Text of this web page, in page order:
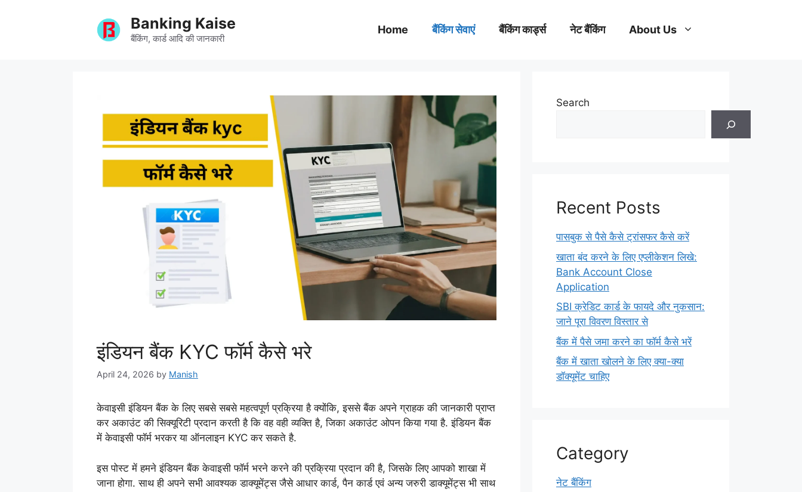
Banking Kaise
बैंकिंग, कार्ड आदि की जानकारी
Home बैंकिंग सेवाएं बैंकिंग कार्ड्स नेट बैंकिंग About Us
इंडियन बैंक KYC फॉर्म कैसे भरे
April 24, 2026 by Manish
केवाइसी इंडियन बैंक के लिए सबसे सबसे महत्वपूर्ण प्रक्रिया है क्योंकि, इससे बैंक अपने ग्राहक की जानकारी प्राप्त
कर अकाउंट की सिक्यूरिटी प्रदान करती है कि वह वही व्यक्ति है, जिका अकाउंट ओपन किया गया है. इंडियन बैंक
में केवाइसी फॉर्म भरकर या ऑनलाइन KYC कर सकते है.
इस पोस्ट में हमने इंडियन बैंक केवाइसी फॉर्म भरने करने की प्रक्रिया प्रदान की है, जिसके लिए आपको शाखा में
जाना होगा. साथ ही अपने सभी आवश्यक डाक्यूमेंट्स जैसे आधार कार्ड, पैन कार्ड एवं अन्य जरुरी डाक्यूमेंट्स भी साथ
Search
Recent Posts
पासबुक से पैसे कैसे ट्रांसफर कैसे करें
खाता बंद करने के लिए एप्लीकेशन लिखे:
Bank Account Close
Application
SBI क्रेडिट कार्ड के फायदे और नुकसान:
जाने पूरा विवरण विस्तार से
बैंक में पैसे जमा करने का फॉर्म कैसे भरें
बैंक में खाता खोलने के लिए क्या-क्या
डॉक्यूमेंट चाहिए
Category
नेट बैंकिंग